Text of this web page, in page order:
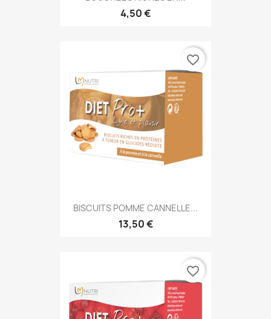
4,50 €
BISCUITS POMME CANNELLE...
13,50 €
favorite_border
favorite_border